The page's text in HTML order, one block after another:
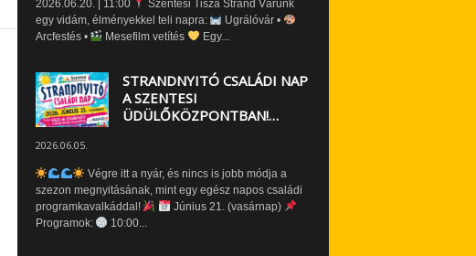
2026.06.20. | 11:00
Szentesi Tisza Strand Várunk
egy vidám, élményekkel teli napra:
Ugrálóvár •
Arcfestés •
Mesefilm vetítés Egy...
STRANDNYITÓ CSALÁDI NAP
A SZENTESI
ÜDÜLŐKÖZPONTBAN!…
2026.06.05.
Végre itt a nyár, és nincs is jobb módja a
szezon megnyitásának, mint egy egész napos családi
programkavalkáddal!
Június 21. (vasárnap)
Programok:
10:00...